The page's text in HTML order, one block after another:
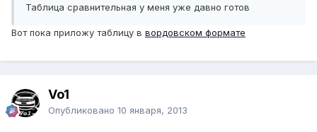
Таблица сравнительная у меня уже давно готов
Вот пока приложу таблицу в вордовском формате
Vo1
Опубликовано 10 января, 2013